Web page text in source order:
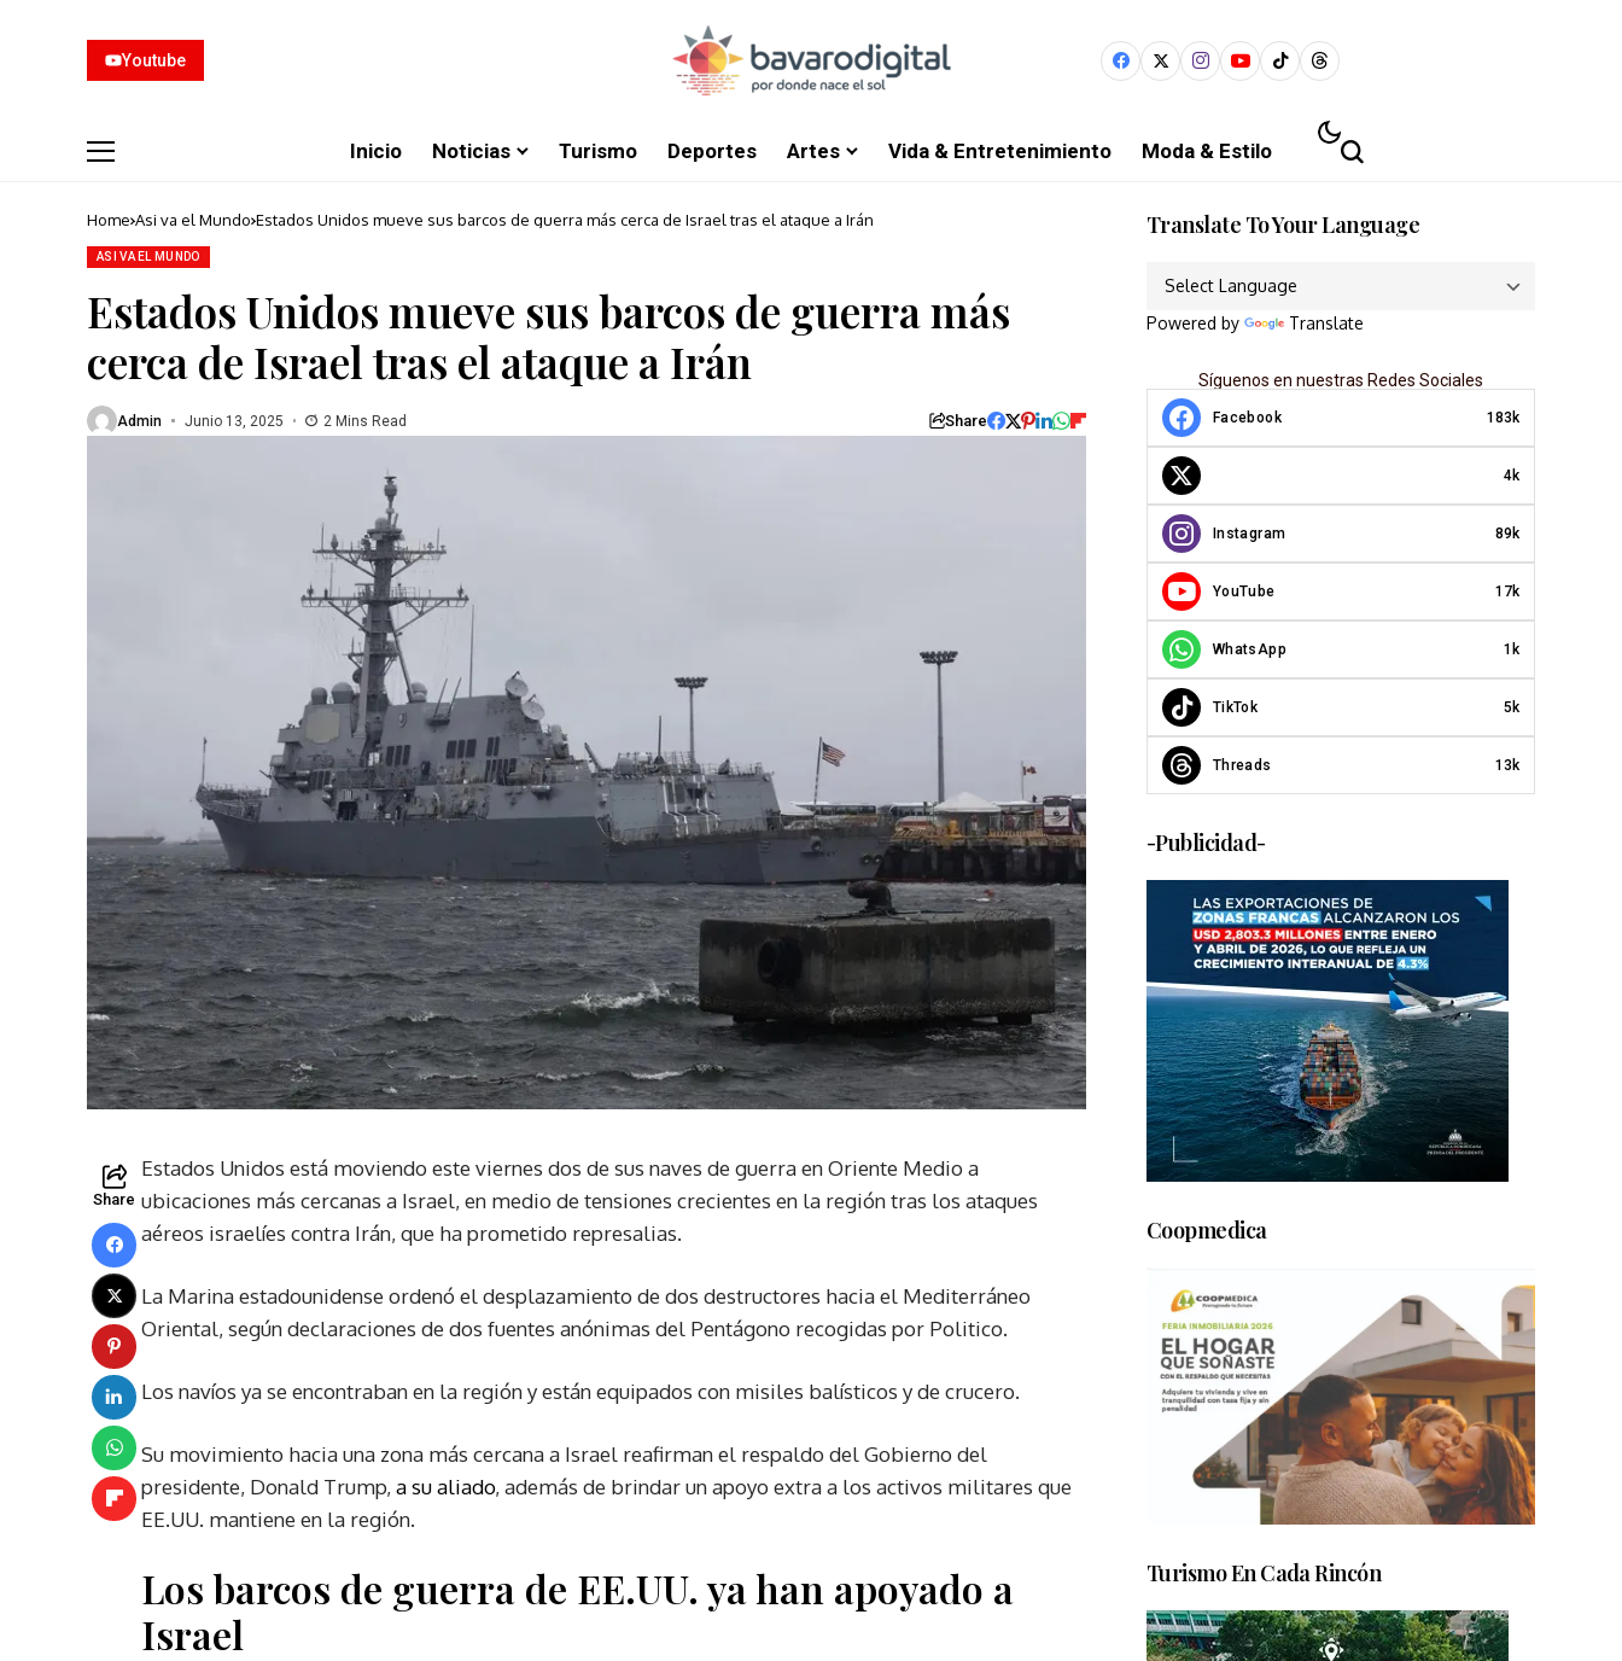
Youtube
Inicio Noticias Turismo Deportes Artes Vida & Entretenimiento Moda & Estilo
Home Asi va el Mundo Estados Unidos mueve sus barcos de guerra más cerca de Israel tras el ataque a Irán
ASI VA EL MUNDO
Estados Unidos mueve sus barcos de guerra más
cerca de Israel tras el ataque a Irán
Admin Junio 13, 2025 2 Mins Read Share
Share
Estados Unidos está moviendo este viernes dos de sus naves de guerra en Oriente Medio a
ubicaciones más cercanas a Israel, en medio de tensiones crecientes en la región tras los ataques
aéreos israelíes contra Irán, que ha prometido represalias.
La Marina estadounidense ordenó el desplazamiento de dos destructores hacia el Mediterráneo
Oriental, según declaraciones de dos fuentes anónimas del Pentágono recogidas por Politico.
Los navíos ya se encontraban en la región y están equipados con misiles balísticos y de crucero.
Su movimiento hacia una zona más cercana a Israel reafirman el respaldo del Gobierno del
presidente, Donald Trump, a su aliado, además de brindar un apoyo extra a los activos militares que
EE.UU. mantiene en la región.
Los barcos de guerra de EE.UU. ya han apoyado a
Israel
Translate To Your Language
Powered by Translate
Síguenos en nuestras Redes Sociales
Facebook 183k
4k
Instagram 89k
YouTube 17k
WhatsApp 1k
TikTok 5k
Threads 13k
-Publicidad-
Coopmedica
Turismo En Cada Rincón